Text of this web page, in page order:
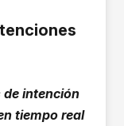
de intención
tiempo real